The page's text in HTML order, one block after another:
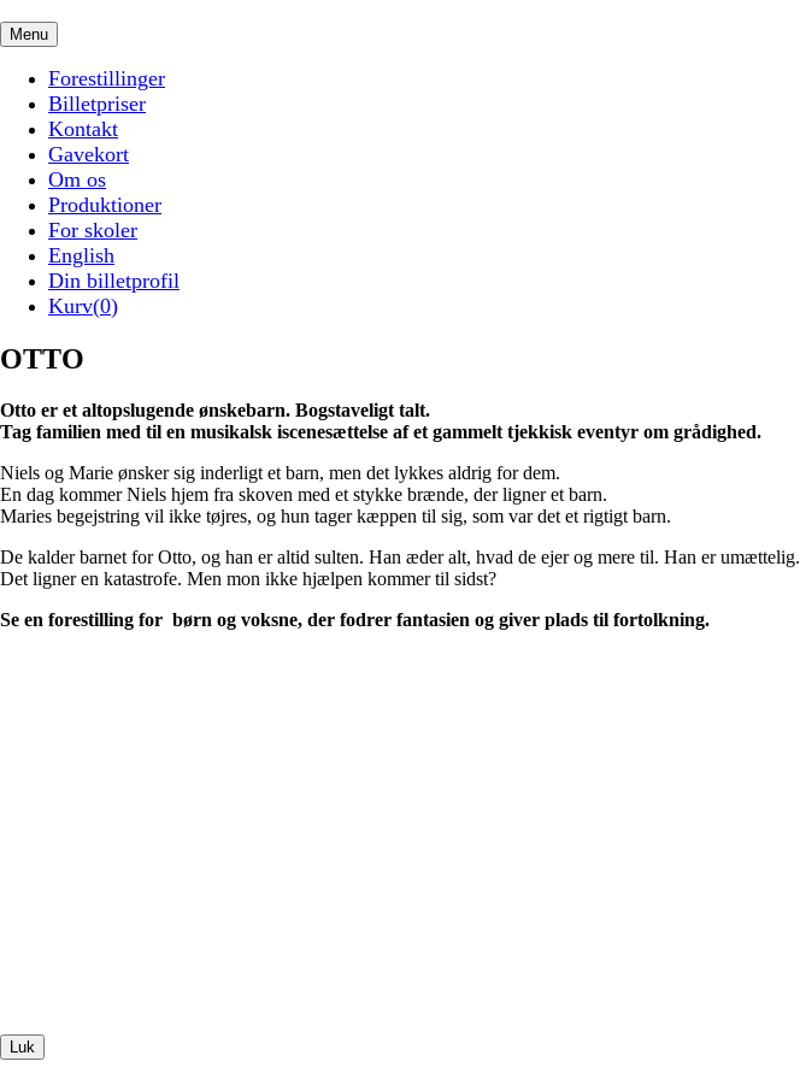
Menu
Forestillinger
Billetpriser
Kontakt
Gavekort
Om os
Produktioner
For skoler
English
Din billetprofil
Kurv(0)
OTTO
Otto er et altopslugende ønskebarn. Bogstaveligt talt.
Tag familien med til en musikalsk iscenesættelse af et gammelt tjekkisk eventyr om grådighed.
Niels og Marie ønsker sig inderligt et barn, men det lykkes aldrig for dem.
En dag kommer Niels hjem fra skoven med et stykke brænde, der ligner et barn.
Maries begejstring vil ikke tøjres, og hun tager kæppen til sig, som var det et rigtigt barn.
De kalder barnet for Otto, og han er altid sulten. Han æder alt, hvad de ejer og mere til. Han er umættelig.
Det ligner en katastrofe. Men mon ikke hjælpen kommer til sidst?
Se en forestilling for børn og voksne, der fodrer fantasien og giver plads til fortolkning.
Luk